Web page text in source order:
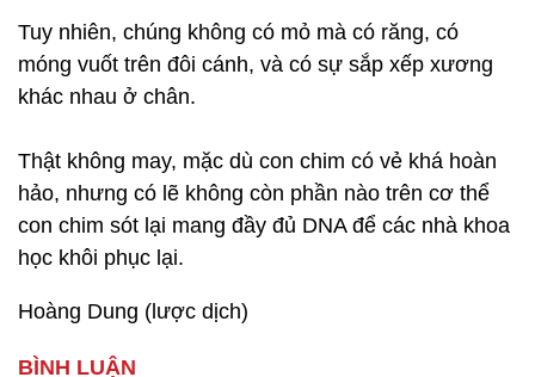
Tuy nhiên, chúng không có mỏ mà có răng, có
móng vuốt trên đôi cánh, và có sự sắp xếp xương
khác nhau ở chân.
Thật không may, mặc dù con chim có vẻ khá hoàn
hảo, nhưng có lẽ không còn phần nào trên cơ thể
con chim sót lại mang đầy đủ DNA để các nhà khoa
học khôi phục lại.
Hoàng Dung (lược dịch)